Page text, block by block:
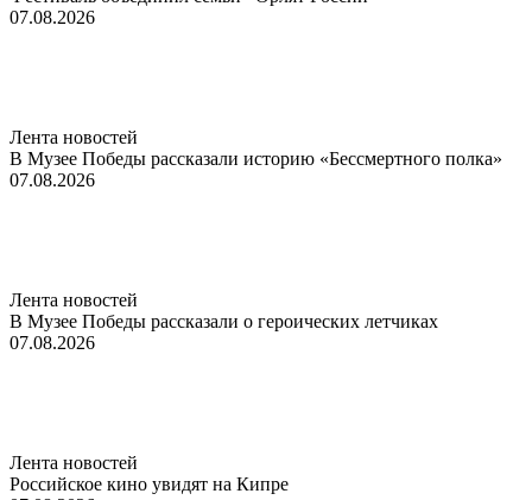
07.08.2026
Лента новостей
В Музее Победы рассказали историю «Бессмертного полка»
07.08.2026
Лента новостей
В Музее Победы рассказали о героических летчиках
07.08.2026
Лента новостей
Российское кино увидят на Кипре